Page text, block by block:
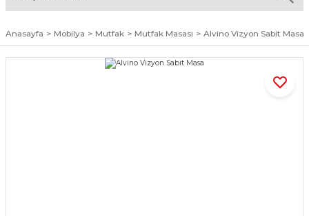
Anasayfa Mobilya Mutfak Mutfak Masası Alvino Vizyon Sabit Masa